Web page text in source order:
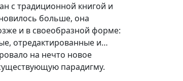
с традиционной книгой и
больше, она
и в своеобразной форме:
отредактированные и…
на нечто новое
парадигму.